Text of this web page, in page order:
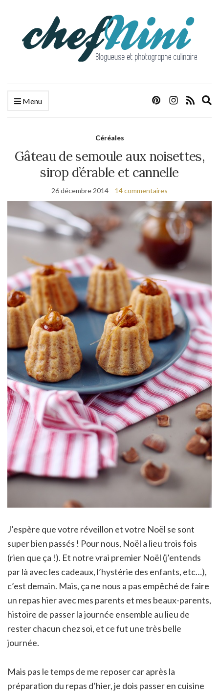
Menu
Céréales
Gâteau de semoule aux noisettes,
sirop d’érable et cannelle
26 décembre 2014 14 commentaires
J’espère que votre réveillon et votre Noël se sont
super bien passés ! Pour nous, Noël a lieu trois fois
(rien que ça !). Et notre vrai premier Noël (j’entends
par là avec les cadeaux, l’hystérie des enfants, etc…),
c’est demain. Mais, ça ne nous a pas empêché de faire
un repas hier avec mes parents et mes beaux-parents,
histoire de passer la journée ensemble au lieu de
rester chacun chez soi, et ce fut une très belle
journée.
Mais pas le temps de me reposer car après la
préparation du repas d’hier, je dois passer en cuisine